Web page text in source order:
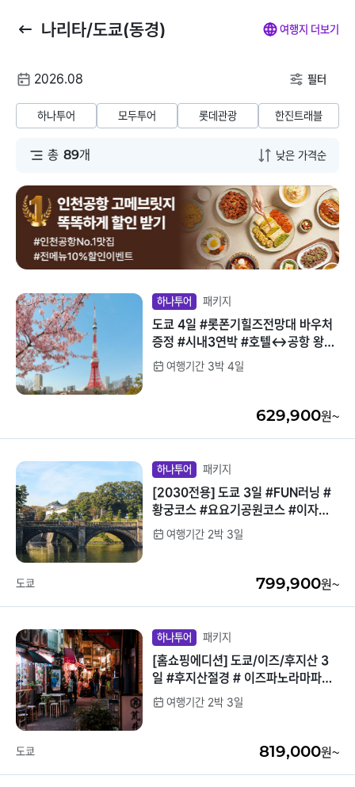
뒤
기
나리타/도쿄(동경) 여행지 더보기
여
짜
2026.08 필터
하나투어 모두투어 롯데관광 한진트래블
총 89개
하나투어 패키지
도쿄 4일 #롯폰기힐즈전망대 바우처
증정 #시내3연박 #호텔↔공항 왕복
송영포함 #꽉채운항공스케줄
여행기간 3박 4일
629,900원~
하나투어 패키지
[2030전용] 도쿄 3일 #FUN러닝 #
황궁코스 #요요기공원코스 #이자카
야 #노쇼핑&노팁&노옵션 #신주쿠숙
박
여행기간 2박 3일
도쿄 799,900원~
하나투어 패키지
[홈쇼핑에디션] 도쿄/이즈/후지산 3
일 #후지산절경 # 이즈파노라마파크
#도쿄핵심관광 #시원한온천힐링 #청
량감가득
여행기간 2박 3일
도쿄 819,000원~
나
전
뉴
기
해외패키지 해외항공+호텔 해외호텔 해외항공
동남아/대만/서남
말레이시아
베트남
인도네시아
캄보디아
라오스
브루나이
싱가포르
인도/네팔
괌/사이판/호주/뉴
질랜드
유럽/아프리카
미주/하와이/알래
스카
중국/홍콩/몽골/중
앙아시아